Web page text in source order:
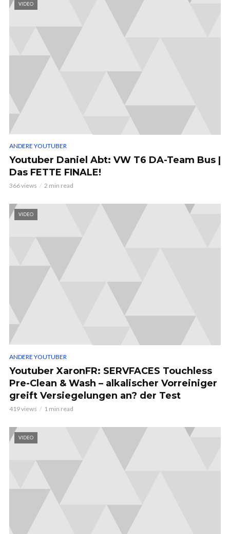
VIDEO
ANDERE YOUTUBER
Youtuber Daniel Abt: VW T6 DA-Team Bus |
Das FETTE FINALE!
366 views 2 min read
VIDEO
ANDERE YOUTUBER
Youtuber XaronFR: SERVFACES Touchless
Pre-Clean & Wash – alkalischer Vorreiniger
greift Versiegelungen an? der Test
419 views 1 min read
VIDEO